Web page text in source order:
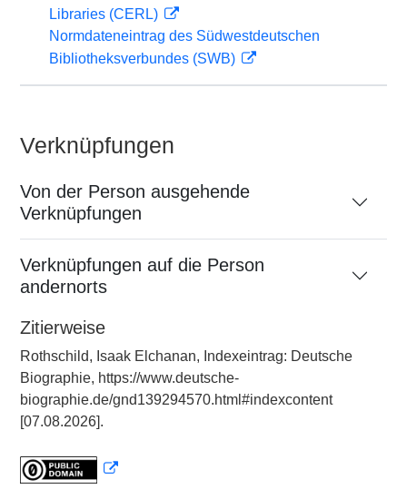
Libraries (CERL)
Normdateneintrag des Südwestdeutschen
Bibliotheksverbundes (SWB)
Verknüpfungen
Von der Person ausgehende
Verknüpfungen
Verknüpfungen auf die Person
andernorts
Zitierweise
Rothschild, Isaak Elchanan, Indexeintrag: Deutsche
Biographie, https://www.deutsche-
biographie.de/gnd139294570.html#indexcontent
[07.08.2026].